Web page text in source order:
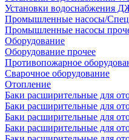
Установки водоснабжения
Промышленные насосы/
Промышленные насосы
Оборудование
Оборудование прочее
Противопожарное
Сварочное оборудование
Отопление
Баки расширительные для
Баки расширительные для
Баки расширительные для
Баки расширительные для